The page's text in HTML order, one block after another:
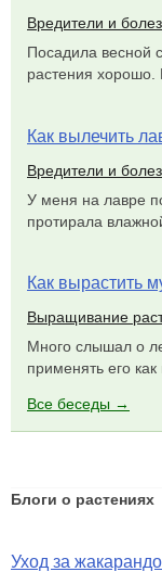
Вредители и
Посадила весной
растения
Как вылечить
Вредители и
У меня на лавре
протирала
Как вырастить
Выращивание
Много слышал о
применять его
Все беседы →
Блоги о растениях
Уход за